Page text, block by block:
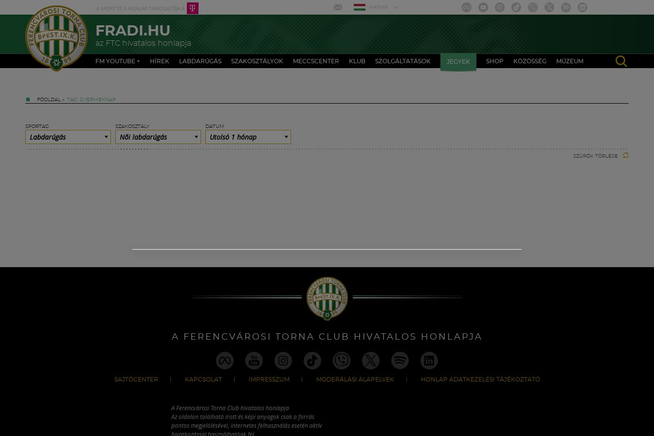
MAGYAR
FRADI.HU
az FTC hivatalos honlapja
FM YOUTUBE + HÍREK LABDARÚGÁS SZAKOSZTÁLYOK MECCSCENTER KLUB SZOLGÁLTATÁSOK JEGYEK SHOP KÖZÖSSÉG MÚZEUM
FŐOLDAL » TAG: GYERMEKNAP
SPORTÁG
Labdarúgás
SZAKOSZTÁLY
Női labdarúgás
DÁTUM
Utolsó 1 hónap
SZŰRŐK TÖRLÉSE
A FERENCVÁROSI TORNA CLUB HIVATALOS HONLAPJA
SAJTÓCENTER KAPCSOLAT IMPRESSZUM MODERÁLÁSI ALAPELVEK HONLAP ADATKEZELÉSI TÁJÉKOZTATÓ
A Ferencvárosi Torna Club hivatalos honlapja
Az oldalon található írott és képi anyagok csak a forrás
pontos megjelölésével, internetes felhasználás esetén aktív
hivatkozással használhatóak fel.